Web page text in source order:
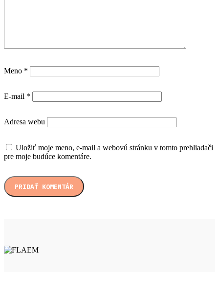
Meno *
E-mail *
Adresa webu
Uložiť moje meno, e-mail a webovú stránku v tomto prehliadači
pre moje budúce komentáre.